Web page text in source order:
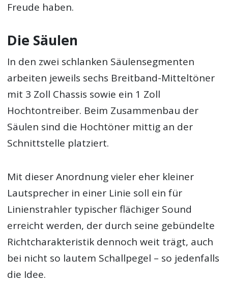
Freude haben.
Die Säulen
In den zwei schlanken Säulensegmenten
arbeiten jeweils sechs Breitband-Mitteltöner
mit 3 Zoll Chassis sowie ein 1 Zoll
Hochtontreiber. Beim Zusammenbau der
Säulen sind die Hochtöner mittig an der
Schnittstelle platziert.
Mit dieser Anordnung vieler eher kleiner
Lautsprecher in einer Linie soll ein für
Linienstrahler typischer flächiger Sound
erreicht werden, der durch seine gebündelte
Richtcharakteristik dennoch weit trägt, auch
bei nicht so lautem Schallpegel – so jedenfalls
die Idee.